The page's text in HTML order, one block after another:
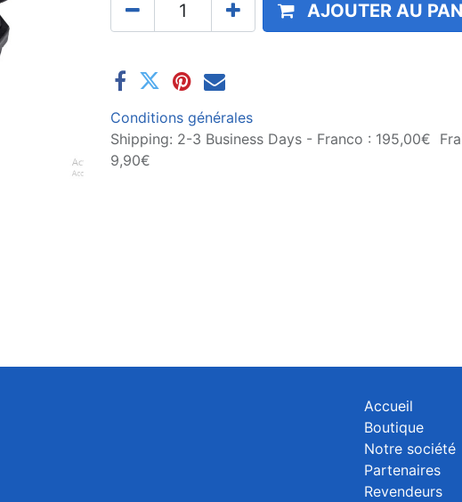
AJOUTER AU
Conditions générales
Shipping: 2-3 Business Days - Franco : 195,00€
9,90€
Accueil
Boutique
Notre société
Partenaires
Revendeurs